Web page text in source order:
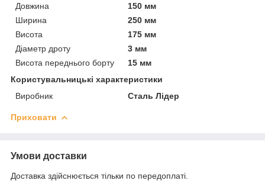
Довжина
150 мм
Ширина
250 мм
Висота
175 мм
Діаметр дроту
3 мм
Висота переднього борту
15 мм
Користувальницькі характеристики
Виробник
Сталь Лідер
Приховати
Умови доставки
Доставка здійснюється тільки по передоплаті.